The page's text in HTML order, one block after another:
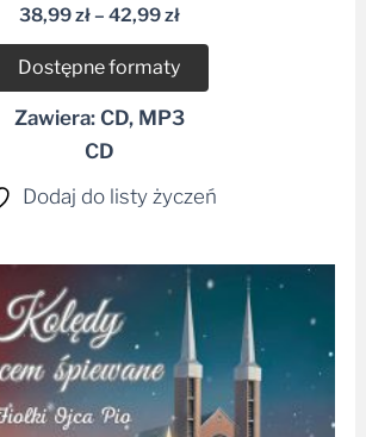
38,99zł– 42,99zł
Dostępne formaty
Zawiera: CD, MP3
CD
Dodaj do listy życzeń